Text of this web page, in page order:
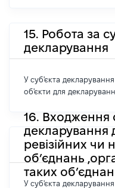
15. Робота за
декларування
У суб'єкта декларування
об'єкти для
16. Входження
декларування
ревізійних чи
об’єднань
таких
У суб'єкта декларування